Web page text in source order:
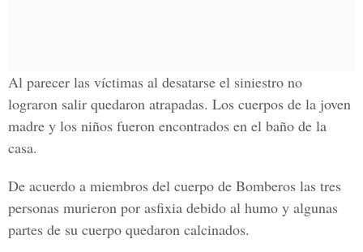
Al parecer las víctimas al desatarse el siniestro no
lograron salir quedaron atrapadas. Los cuerpos de la joven
madre y los niños fueron encontrados en el baño de la
casa.
De acuerdo a miembros del cuerpo de Bomberos las tres
personas murieron por asfixia debido al humo y algunas
partes de su cuerpo quedaron calcinados.